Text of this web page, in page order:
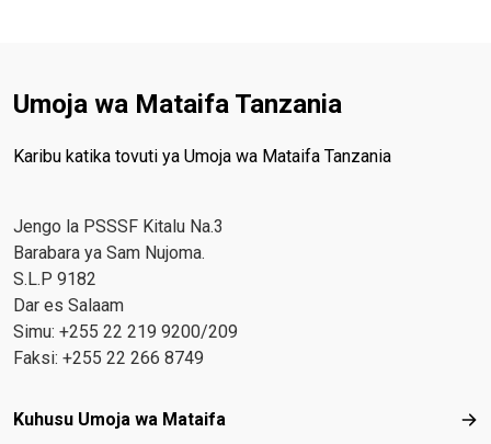
Umoja wa Mataifa Tanzania
Karibu katika tovuti ya Umoja wa Mataifa Tanzania
Jengo la PSSSF Kitalu Na.3
Barabara ya Sam Nujoma.
S.L.P 9182
Dar es Salaam
Simu: +255 22 219 9200/209
Faksi: +255 22 266 8749
Footer menu
Kuhusu Umoja wa Mataifa